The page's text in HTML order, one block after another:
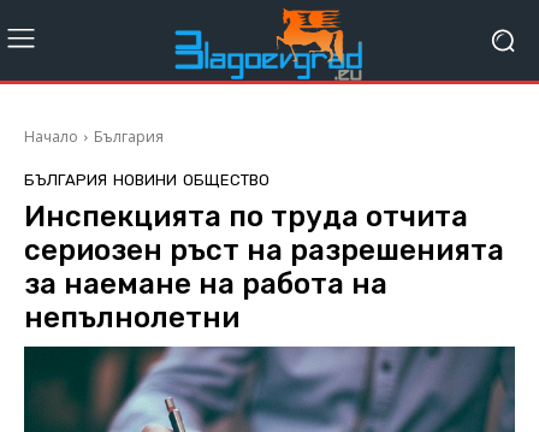
Начало България
БЪЛГАРИЯ НОВИНИ ОБЩЕСТВО
Инспекцията по труда отчита
сериозен ръст на разрешенията
за наемане на работа на
непълнолетни